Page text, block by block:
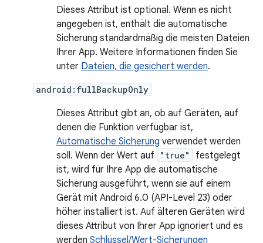
Dieses Attribut ist optional. Wenn es nicht
angegeben ist, enthält die automatische
Sicherung standardmäßig die meisten Dateien
Ihrer App. Weitere Informationen finden Sie
unter Dateien, die gesichert werden.
android:fullBackupOnly
Dieses Attribut gibt an, ob auf Geräten, auf
denen die Funktion verfügbar ist,
Automatische Sicherung verwendet werden
soll. Wenn der Wert auf
"true"
festgelegt
ist, wird für Ihre App die automatische
Sicherung ausgeführt, wenn sie auf einem
Gerät mit Android 6.0 (API-Level 23) oder
höher installiert ist. Auf älteren Geräten wird
dieses Attribut von Ihrer App ignoriert und es
werden Schlüssel/Wert-Sicherungen